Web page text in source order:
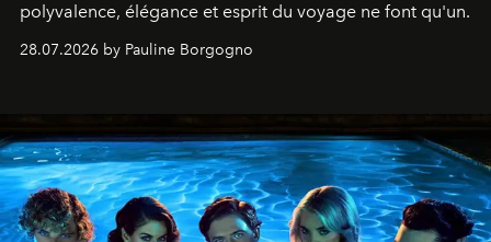
polyvalence, élégance et esprit du voyage ne font qu'un.
28.07.2026 by Pauline Borgogno